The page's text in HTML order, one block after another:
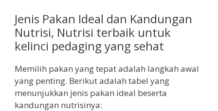
Jenis Pakan Ideal dan Kandungan
Nutrisi, Nutrisi terbaik untuk
kelinci pedaging yang sehat
Memilih pakan yang tepat adalah langkah awal
yang penting. Berikut adalah tabel yang
menunjukkan jenis pakan ideal beserta
kandungan nutrisinya: